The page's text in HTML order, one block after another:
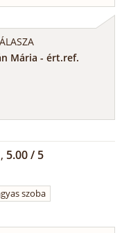
Mária - ért.ref.
5.00 / 5
szoba